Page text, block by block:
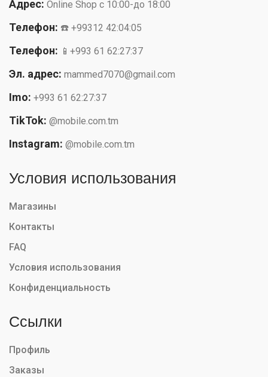
Адрес: Online Shop с 10:00-до 18:00
Телефон: ☎️ +99312 42:04:05
Телефон: 📱+993 61 62:27:37
Эл. адрес: mammed7070@gmail.com
Imo: +993 61 62:27:37
TikTok: @mobile.com.tm
Instagram: @mobile.com.tm
Условия использования
Магазины
Контакты
FAQ
Условия использования
Конфиденциальность
Ссылки
Профиль
Заказы